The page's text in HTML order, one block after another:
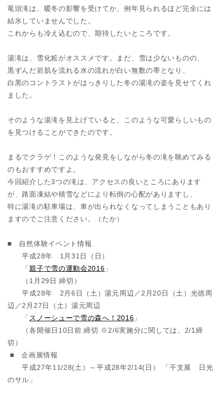
竜頭滝は、暖冬の影響を受けてか、例年見られるほど完全には
結氷していませんでした。
これからも冷え込むので、期待したいところです。
湯滝は、雪化粧がオススメです。まだ、雪は少ないものの、
黒ずんだ岩肌を流れる水の流れが白い無数の帯となり、
白黒のコントラストがはっきりした冬の湯滝の姿を見せてくれ
ました。
そのような湯滝を見上げていると、このような可愛らしいもの
を見つけることができたのです。
まるでクラゲ！このような発見をしながら冬の滝を眺めてみる
のもおすすめですよ。
今回紹介した3つの滝は、アクセスの良いところにあります
が、路面凍結や積雪などにより転倒の心配がありますし、
特に湯滝の駐車場は、車が出られなくなってしまうこともあり
ますのでご注意ください。（たか）
■ 自然体験イベント情報
平成28年 1月31日（日）
「親子で雪の運動会2016 」
（1月29日 締切）
平成28年 2月6日（土）湯元周辺／2月20日（土）光徳周
辺／2月27日（土）湯元周辺
「 スノーシューで雪の森へ！2016 」
（各開催日10日前 締切 ※2/6実施分に関しては、2/1締
切）
■ 企画展情報
平成27年11/28(土）～平成28年2/14(日） 「干支展 日光
のサル」